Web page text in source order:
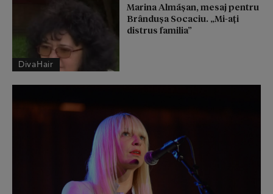
DivaHair
Marina Almășan, mesaj pentru
Brândușa Socaciu. „Mi-ați
distrus familia”